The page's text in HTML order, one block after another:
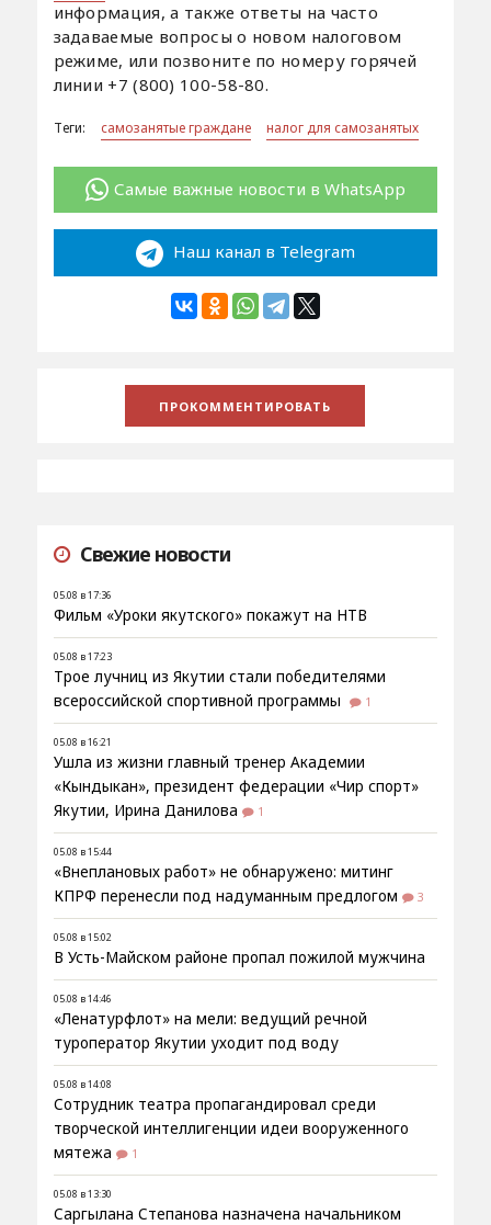
информация, а также ответы на часто
задаваемые вопросы о новом налоговом
режиме, или позвоните по номеру горячей
линии +7 (800) 100-58-80.
Теги: самозанятые граждане налог для самозанятых
Самые важные новости в WhatsApp
Наш канал в Telegram
Свежие новости
05.08 в 17:36
Фильм «Уроки якутского» покажут на НТВ
05.08 в 17:23
Трое лучниц из Якутии стали победителями
всероссийской спортивной программы
1
05.08 в 16:21
Ушла из жизни главный тренер Академии
«Кындыкан», президент федерации «Чир спорт»
Якутии, Ирина Данилова
1
05.08 в 15:44
«Внеплановых работ» не обнаружено: митинг
КПРФ перенесли под надуманным предлогом
3
05.08 в 15:02
В Усть-Майском районе пропал пожилой мужчина
05.08 в 14:46
«Ленатурфлот» на мели: ведущий речной
туроператор Якутии уходит под воду
05.08 в 14:08
Сотрудник театра пропагандировал среди
творческой интеллигенции идеи вооруженного
мятежа
1
05.08 в 13:30
Саргылана Степанова назначена начальником